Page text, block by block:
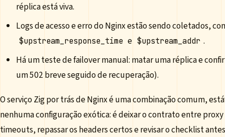
réplica está viva.
Logs de acesso e erro do Nginx estão sendo coletados,
$upstream_response_time e $upstream_addr .
Há um teste de failover manual: matar uma réplica e
um 502 breve seguido de recuperação).
O serviço Zig por trás de Nginx é uma combinação comum,
nenhuma configuração exótica: é deixar o contrato entre
timeouts, repassar os headers certos e revisar o checklist